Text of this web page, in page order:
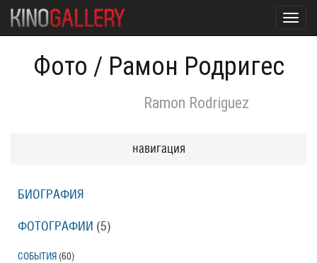
Фото / Рамон Родригес
Ramon Rodriguez
навигация
БИОГРАФИЯ
ФОТОГРАФИИ (5)
СОБЫТИЯ (60)